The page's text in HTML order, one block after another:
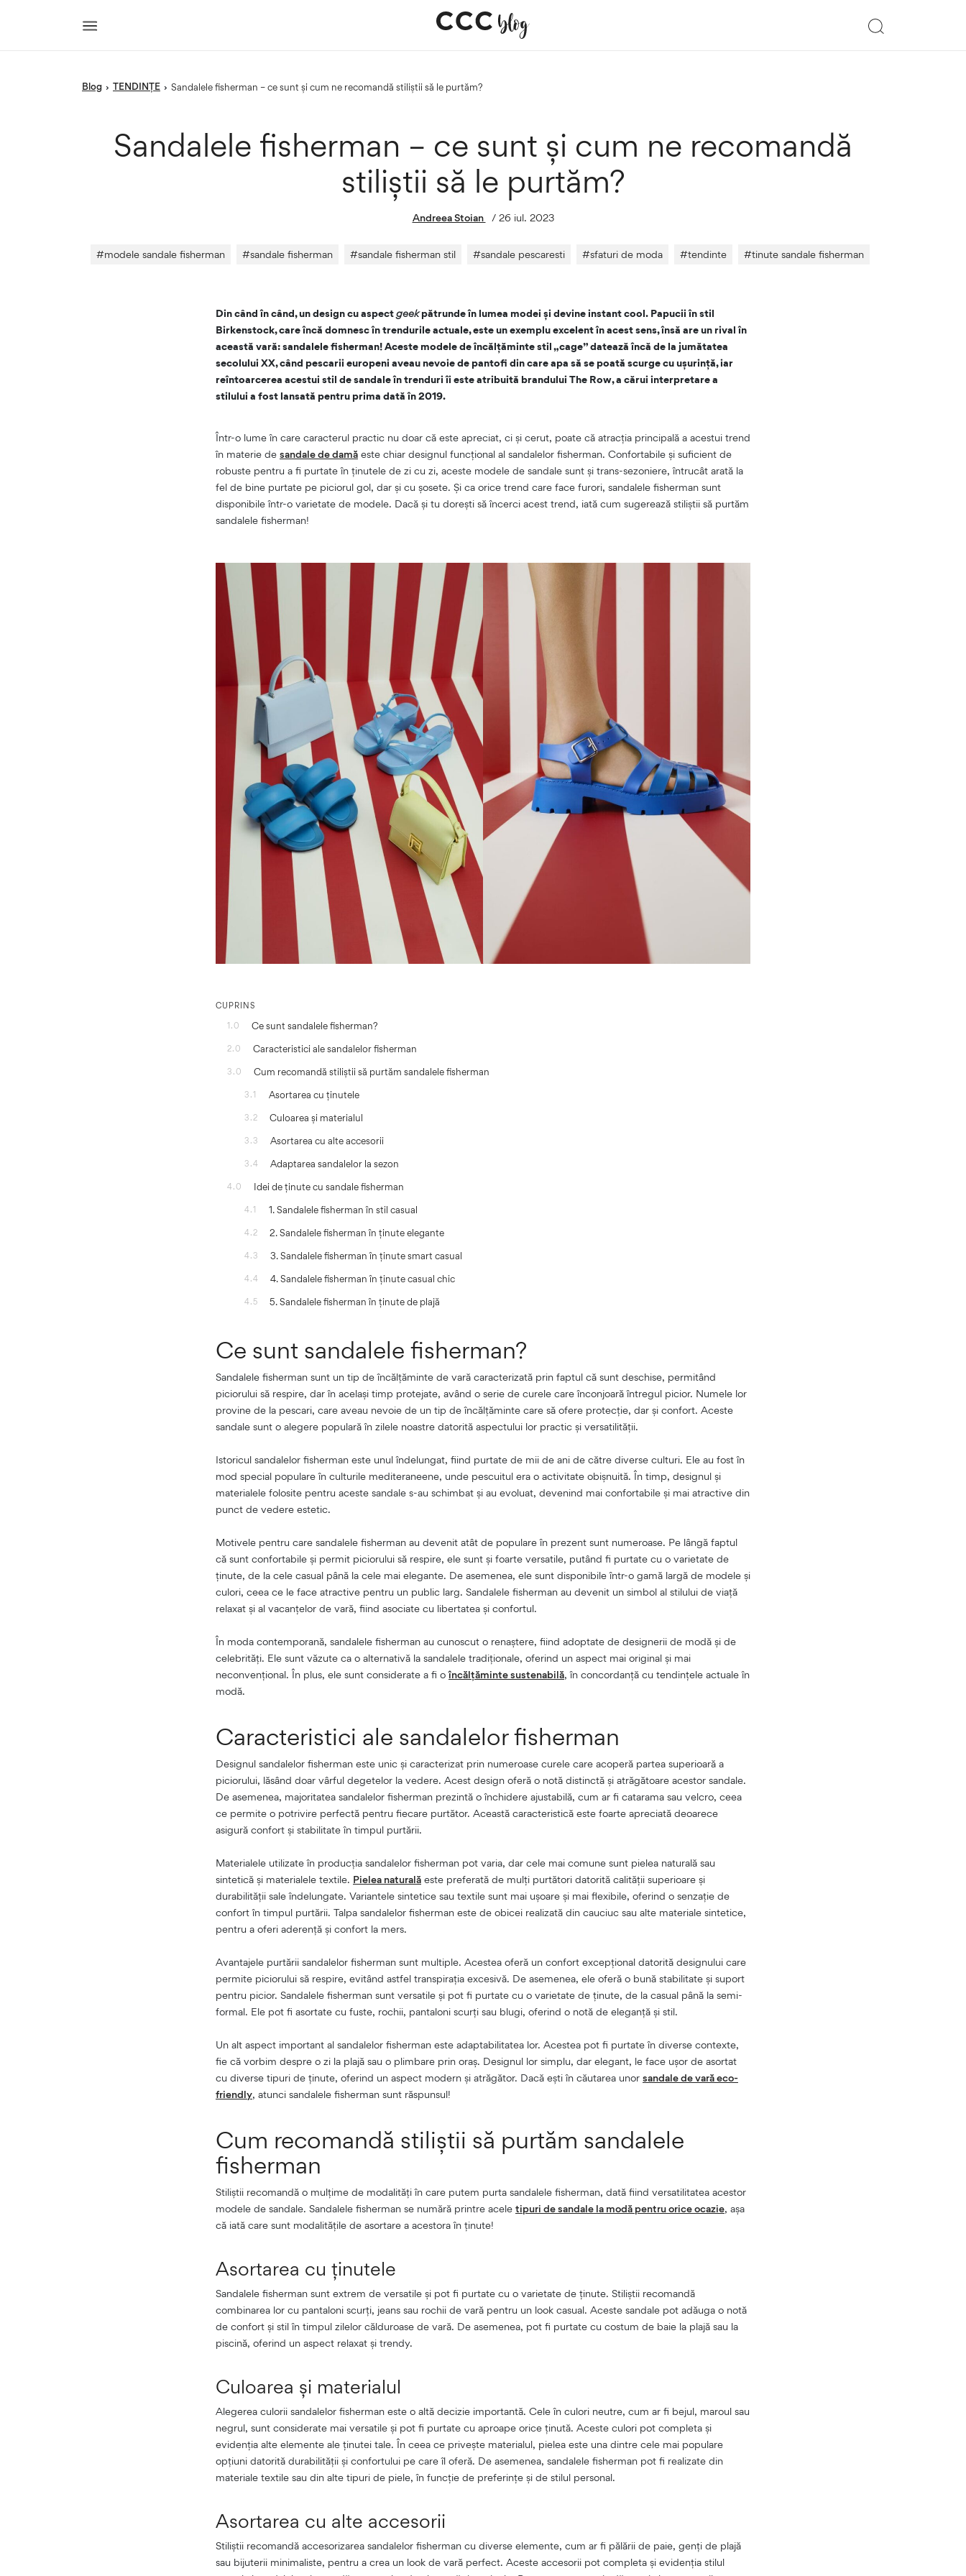
blog › TENDINȚE › Sandalele fisherman – ce sunt și cum ne recomandă stiliștii să le purtăm?
Sandalele fisherman – ce sunt și cum ne recomandă
stiliștii să le purtăm?
Andreea Stoian / 26 iul. 2023
#modele sandale fisherman #sandale fisherman #sandale fisherman stil #sandale pescaresti #sfaturi de moda #tendinte #tinute sandale fisherman
Din când în când, un design cu aspectgeekpătrunde în lumea modei și devine instant cool. Papucii în stil
Birkenstock, care încă domnesc în trendurile actuale, este un exemplu excelent în acest sens, însă are un rival în
această vară: sandalele fisherman! Aceste modele de încălțăminte stil „cage” datează încă de la jumătatea
secolului XX, când pescarii europeni aveau nevoie de pantofi din care apa să se poată scurge cu ușurință, iar
reîntoarcerea acestui stil de sandale în trenduri îi este atribuită brandului The Row, a cărui interpretare a
stilului a fost lansată pentru prima dată în 2019.
Într-o lume în care caracterul practic nu doar că este apreciat, ci și cerut, poate că atracția principală a acestui trend
în materie de sandale de damă este chiar designul funcțional al sandalelor fisherman. Confortabile și suficient de
robuste pentru a fi purtate în ținutele de zi cu zi, aceste modele de sandale sunt și trans-sezoniere, întrucât arată la
fel de bine purtate pe piciorul gol, dar și cu șosete. Și ca orice trend care face furori, sandalele fisherman sunt
disponibile într-o varietate de modele. Dacă și tu dorești să încerci acest trend, iată cum sugerează stiliștii să purtăm
sandalele fisherman!
CUPRINS
1.0
Ce sunt sandalele fisherman?
2.0 Caracteristici ale sandalelor fisherman
3.0 Cum recomandă stiliștii să purtăm sandalele fisherman
3.1 Asortarea cu ținutele
3.2 Culoarea și materialul
3.3 Asortarea cu alte accesorii
3.4 Adaptarea sandalelor la sezon
4.0 Idei de ținute cu sandale fisherman
4.1 1. Sandalele fisherman în stil casual
4.2 2. Sandalele fisherman în ținute elegante
4.3 3. Sandalele fisherman în ținute smart casual
4.4 4. Sandalele fisherman în ținute casual chic
4.5 5. Sandalele fisherman în ținute de plajă
Ce sunt sandalele fisherman?
Sandalele fisherman sunt un tip de încălțăminte de vară caracterizată prin faptul că sunt deschise, permitând
piciorului să respire, dar în același timp protejate, având o serie de curele care înconjoară întregul picior. Numele lor
provine de la pescari, care aveau nevoie de un tip de încălțăminte care să ofere protecție, dar și confort. Aceste
sandale sunt o alegere populară în zilele noastre datorită aspectului lor practic și versatilității.
Istoricul sandalelor fisherman este unul îndelungat, fiind purtate de mii de ani de către diverse culturi. Ele au fost în
mod special populare în culturile mediteraneene, unde pescuitul era o activitate obișnuită. În timp, designul și
materialele folosite pentru aceste sandale s-au schimbat și au evoluat, devenind mai confortabile și mai atractive din
punct de vedere estetic.
Motivele pentru care sandalele fisherman au devenit atât de populare în prezent sunt numeroase. Pe lângă faptul
că sunt confortabile și permit piciorului să respire, ele sunt și foarte versatile, putând fi purtate cu o varietate de
ținute, de la cele casual până la cele mai elegante. De asemenea, ele sunt disponibile într-o gamă largă de modele și
culori, ceea ce le face atractive pentru un public larg. Sandalele fisherman au devenit un simbol al stilului de viață
relaxat și al vacanțelor de vară, fiind asociate cu libertatea și confortul.
În moda contemporană, sandalele fisherman au cunoscut o renaștere, fiind adoptate de designerii de modă și de
celebrități. Ele sunt văzute ca o alternativă la sandalele tradiționale, oferind un aspect mai original și mai
neconvențional. În plus, ele sunt considerate a fi oîncălțăminte sustenabilă, în concordanță cu tendințele actuale în
modă.
Caracteristici ale sandalelor fisherman
Designul sandalelor fisherman este unic și caracterizat prin numeroase curele care acoperă partea superioară a
piciorului, lăsând doar vârful degetelor la vedere. Acest design oferă o notă distinctă și atrăgătoare acestor sandale.
De asemenea, majoritatea sandalelor fisherman prezintă o închidere ajustabilă, cum ar fi catarama sau velcro, ceea
ce permite o potrivire perfectă pentru fiecare purtător. Această caracteristică este foarte apreciată deoarece
asigură confort și stabilitate în timpul purtării.
Materialele utilizate în producția sandalelor fisherman pot varia, dar cele mai comune sunt pielea naturală sau
sintetică și materialele textile. Pielea naturală este preferată de mulți purtători datorită calității superioare și
durabilității sale îndelungate. Variantele sintetice sau textile sunt mai ușoare și mai flexibile, oferind o senzație de
confort în timpul purtării. Talpa sandalelor fisherman este de obicei realizată din cauciuc sau alte materiale sintetice,
pentru a oferi aderență și confort la mers.
Avantajele purtării sandalelor fisherman sunt multiple. Acestea oferă un confort excepțional datorită designului care
permite piciorului să respire, evitând astfel transpirația excesivă. De asemenea, ele oferă o bună stabilitate și suport
pentru picior. Sandalele fisherman sunt versatile și pot fi purtate cu o varietate de ținute, de la casual până la semi-
formal. Ele pot fi asortate cu fuste, rochii, pantaloni scurți sau blugi, oferind o notă de eleganță și stil.
Un alt aspect important al sandalelor fisherman este adaptabilitatea lor. Acestea pot fi purtate în diverse contexte,
fie că vorbim despre o zi la plajă sau o plimbare prin oraș. Designul lor simplu, dar elegant, le face ușor de asortat
cu diverse tipuri de ținute, oferind un aspect modern și atrăgător. Dacă ești în căutarea unor sandale de vară eco-
friendly, atunci sandalele fisherman sunt răspunsul!
Cum recomandă stiliștii să purtăm sandalele
fisherman
Stiliștii recomandă o mulțime de modalități în care putem purta sandalele fisherman, dată fiind versatilitatea acestor
modele de sandale. Sandalele fisherman se numără printre acele tipuri de sandale la modă pentru orice ocazie, așa
că iată care sunt modalitățile de asortare a acestora în ținute!
Asortarea cu ținutele
Sandalele fisherman sunt extrem de versatile și pot fi purtate cu o varietate de ținute. Stiliștii recomandă
combinarea lor cu pantaloni scurți, jeans sau rochii de vară pentru un look casual. Aceste sandale pot adăuga o notă
de confort și stil în timpul zilelor călduroase de vară. De asemenea, pot fi purtate cu costum de baie la plajă sau la
piscină, oferind un aspect relaxat și trendy.
Culoarea și materialul
Alegerea culorii sandalelor fisherman este o altă decizie importantă. Cele în culori neutre, cum ar fi bejul, maroul sau
negrul, sunt considerate mai versatile și pot fi purtate cu aproape orice ținută. Aceste culori pot completa și
evidenția alte elemente ale ținutei tale. În ceea ce privește materialul, pielea este una dintre cele mai populare
opțiuni datorită durabilității și confortului pe care îl oferă. De asemenea, sandalele fisherman pot fi realizate din
materiale textile sau din alte tipuri de piele, în funcție de preferințe și de stilul personal.
Asortarea cu alte accesorii
Stiliștii recomandă accesorizarea sandalelor fisherman cu diverse elemente, cum ar fi pălării de paie, genți de plajă
sau bijuterii minimaliste, pentru a crea un look de vară perfect. Aceste accesorii pot completa și evidenția stilul